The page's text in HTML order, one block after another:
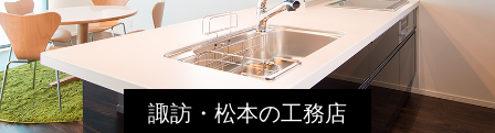
諏訪・松本の工務店